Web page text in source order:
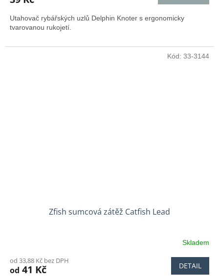
Utahovač rybářských uzlů Delphin Knoter s ergonomicky
tvarovanou rukojetí.
Zfish sumcová zátěž Catfish Lead
Skladem
od 33,88 Kč bez DPH
od 41 Kč DETAIL
Kód: 33-3144